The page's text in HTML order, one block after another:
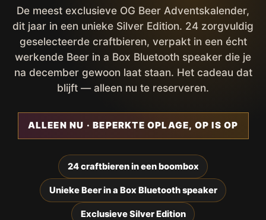
De meest exclusieve OG Beer Adventskalender,
dit jaar in een unieke Silver Edition. 24 zorgvuldig
geselecteerde craftbieren, verpakt in een écht
werkende Beer in a Box Bluetooth speaker die je
na december gewoon laat staan. Het cadeau dat
blijft — alleen nu te reserveren.
ALLEEN NU · BEPERKTE OPLAGE, OP IS OP
24 craftbieren in een boombox
Unieke Beer in a Box Bluetooth speaker
Exclusieve Silver Edition